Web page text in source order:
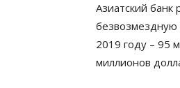
Азиатский банк
безвозмездную
2019 году – 95
миллионов